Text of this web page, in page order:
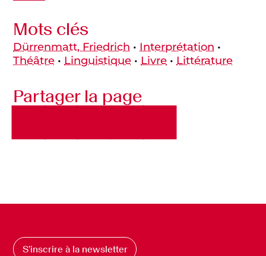
Mots clés
Dürrenmatt, Friedrich • Interprétation •
Théâtre • Linguistique • Livre • Littérature
Partager la page
S’inscrire à la newsletter